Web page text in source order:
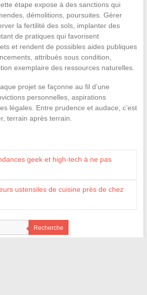
étape expose à des sanctions qui
démolitions, poursuites. Gérer
la fertilité des sols, implanter des
de pratiques qui favorisent
et rendent de possibles aides publiques
attribués sous condition,
exemplaire des ressources naturelles.
projet se façonne au fil d’une
personnelles, aspirations
légales. Entre prudence et audace, c’est
terrain après terrain.
geek et high-tech à ne pas
ustensiles de cuisine près de chez
Recherche